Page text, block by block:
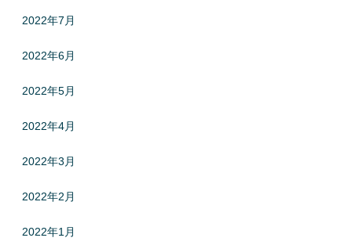
2022年7月
2022年6月
2022年5月
2022年4月
2022年3月
2022年2月
2022年1月